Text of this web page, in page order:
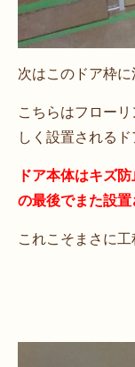
次はこのドア枠に
こちらはフロー
しく設置されるド
ドア本体はキズ
の最後でまた設
これこそまさに工